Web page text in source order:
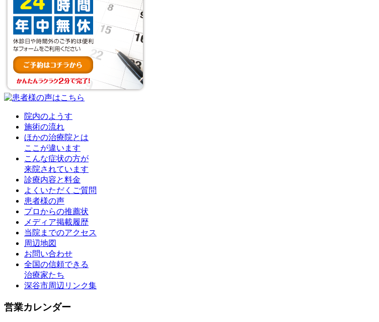
院内のようす
施術の流れ
ほかの治療院とは
ここが違います
こんな症状の方が
来院されています
診療内容と料金
よくいただくご質問
患者様の声
プロからの推薦状
メディア掲載履歴
当院までのアクセス
周辺地図
お問い合わせ
全国の信頼できる
治療家たち
深谷市周辺リンク集
営業カレンダー